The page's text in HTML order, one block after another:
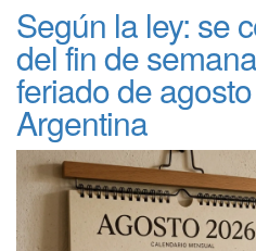
Según la ley: se
del fin de
feriado de
Argentina